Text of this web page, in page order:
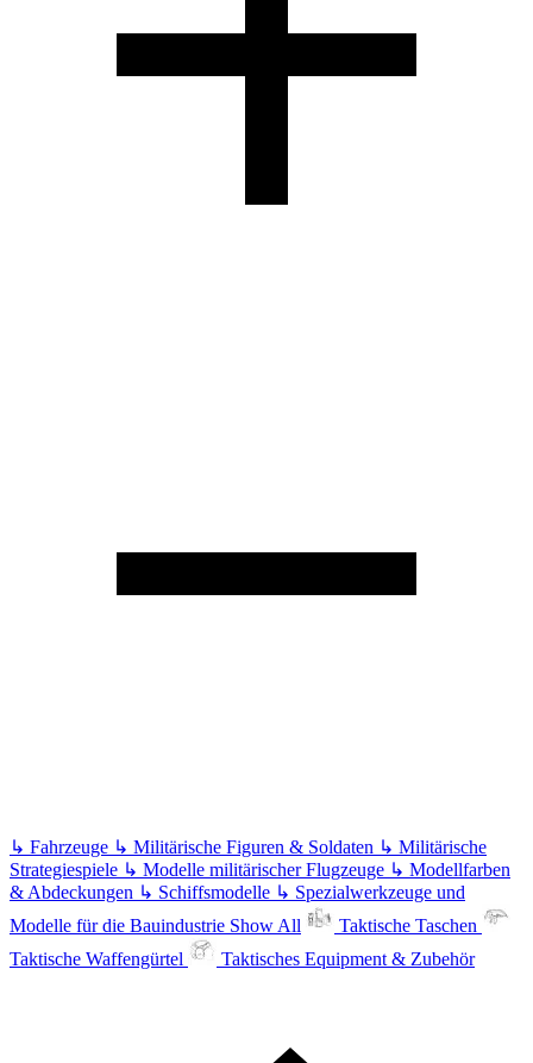
↳ Fahrzeuge ↳ Militärische Figuren & Soldaten ↳ Militärische
Strategiespiele ↳ Modelle militärischer Flugzeuge ↳ Modellfarben
& Abdeckungen ↳ Schiffsmodelle ↳ Spezialwerkzeuge und
Modelle für die Bauindustrie Show All
Taktische Taschen
Taktische Waffengürtel
Taktisches Equipment & Zubehör